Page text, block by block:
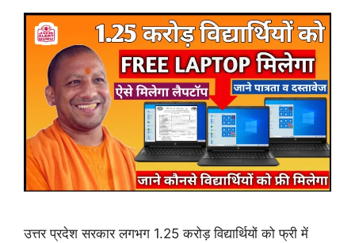
उत्तर प्रदेश सरकार लगभग 1.25 करोड़ विद्यार्थियों को फ्री में